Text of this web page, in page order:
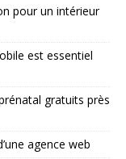
pour un intérieur
est essentiel
gratuits près
agence web